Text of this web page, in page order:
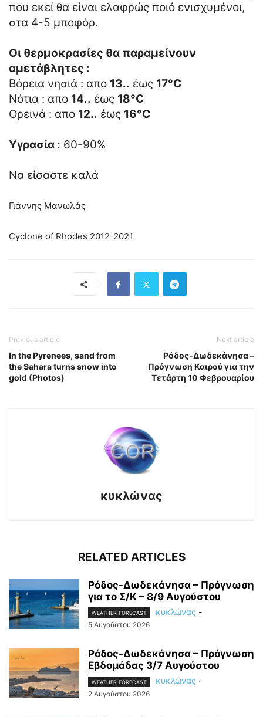
που εκεί θα είναι ελαφρώς ποιό ενισχυμένοι,
στα 4-5 μποφόρ.
Οι θερμοκρασίες θα παραμείνουν
αμετάβλητες :
Βόρεια νησιά : απο 13.. έως 17°C
Νότια : απο 14.. έως 18°C
Ορεινά : απο 12.. έως 16°C
Υγρασία : 60-90%
Να είσαστε καλά
Γιάννης Μανωλάς
Cyclone of Rhodes 2012-2021
Previous article
In the Pyrenees, sand from
the Sahara turns snow into
gold (Photos)
Next article
Ρόδος-Δωδεκάνησα –
Πρόγνωση Καιρού για την
Τετάρτη 10 Φεβρουαρίου
κυκλώνας
RELATED ARTICLES
Ρόδος-Δωδεκάνησα – Πρόγνωση
για το Σ/Κ – 8/9 Αυγούστου
WEATHER FORECAST κυκλώνας -
5 Αυγούστου 2026
Ρόδος-Δωδεκάνησα – Πρόγνωση
Εβδομάδας 3/7 Αυγούστου
WEATHER FORECAST κυκλώνας -
2 Αυγούστου 2026